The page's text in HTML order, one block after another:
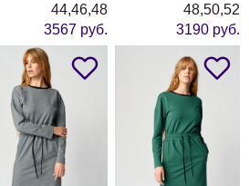
44,46,48
3567 руб.
48,50,52
3190 руб.